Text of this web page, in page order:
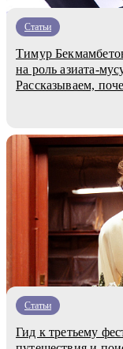
Статьи
Тимур
на роль азиата-
Рассказываем,
Статьи
Гид к третьему